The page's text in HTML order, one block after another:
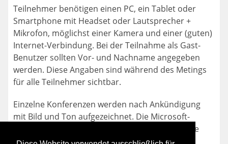
Teilnehmer benötigen einen PC, ein Tablet oder
Smartphone mit Headset oder Lautsprecher +
Mikrofon, möglichst einer Kamera und einer (guten)
Internet-Verbindung. Bei der Teilnahme als Gast-
Benutzer sollten Vor- und Nachname angegeben
werden. Diese Angaben sind während des Metings
für alle Teilnehmer sichtbar.
Einzelne Konferenzen werden nach Ankündigung
mit Bild und Ton aufgezeichnet. Die Microsoft-
Teams-App zeigt den Teilnehmern an, wenn eine
Aufzeichnung aktiv ist.